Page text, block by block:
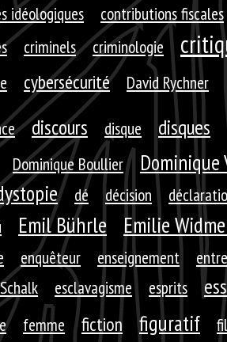
idéologiques
contributions fiscales
criminels criminologie
cybersécurité David Rychner
discours disque disques
Dominique Boullier Dominique
dé décision
Emil Bührle Emilie
enquêteur enseignement
esclavagisme esprits
femme fiction figuratif